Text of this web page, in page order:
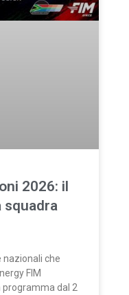
2026: il
squadra
nazionali che
FIM
programma dal 2